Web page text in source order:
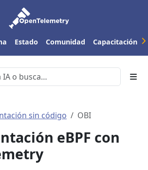
Estado Comunidad Capacitación
sin código OBI
eBPF con